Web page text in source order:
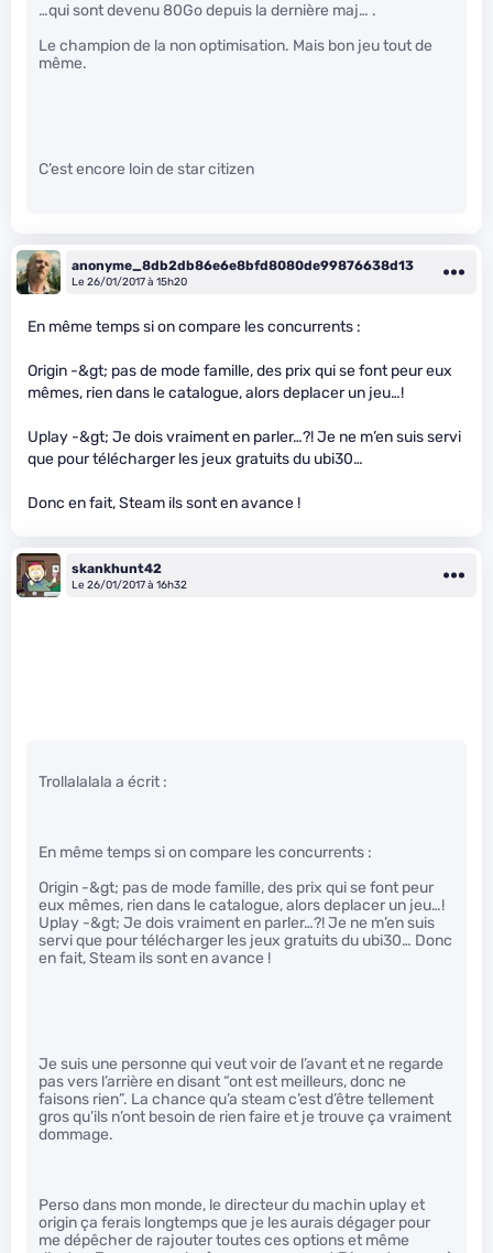
…qui sont devenu 80Go depuis la dernière maj… .
Le champion de la non optimisation. Mais bon jeu tout de
même.
C’est encore loin de star citizen
anonyme_8db2db86e6e8bfd8080de99876638d13
Le 26/01/2017 à 15h20
En même temps si on compare les concurrents :
Origin -&gt; pas de mode famille, des prix qui se font peur eux
mêmes, rien dans le catalogue, alors deplacer un jeu…!
Uplay -&gt; Je dois vraiment en parler…?! Je ne m’en suis servi
que pour télécharger les jeux gratuits du ubi30…
Donc en fait, Steam ils sont en avance !
skankhunt42
Le 26/01/2017 à 16h32
Trollalalala a écrit :
En même temps si on compare les concurrents :
Origin -&gt; pas de mode famille, des prix qui se font peur
eux mêmes, rien dans le catalogue, alors deplacer un jeu…!
Uplay -&gt; Je dois vraiment en parler…?! Je ne m’en suis
servi que pour télécharger les jeux gratuits du ubi30… Donc
en fait, Steam ils sont en avance !
Je suis une personne qui veut voir de l’avant et ne regarde
pas vers l’arrière en disant “ont est meilleurs, donc ne
faisons rien”. La chance qu’a steam c’est d’être tellement
gros qu’ils n’ont besoin de rien faire et je trouve ça vraiment
dommage.
Perso dans mon monde, le directeur du machin uplay et
origin ça ferais longtemps que je les aurais dégager pour
me dépêcher de rajouter toutes ces options et même